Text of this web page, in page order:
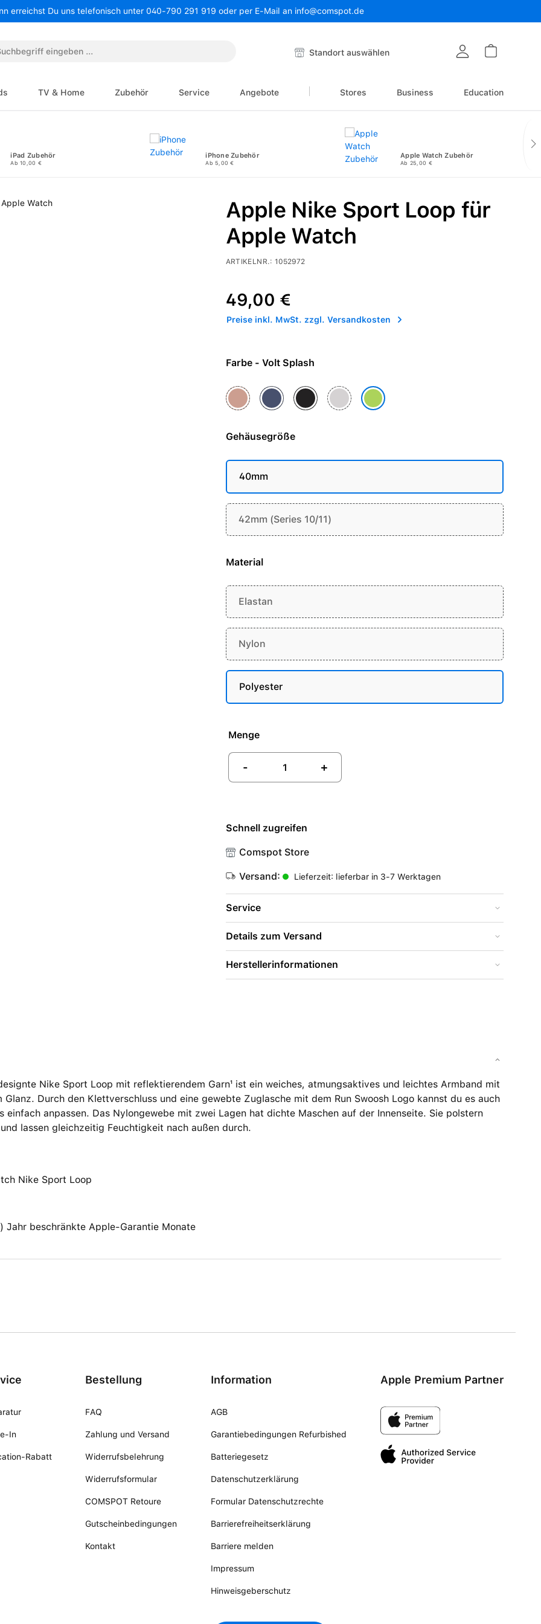
erreichst Du uns telefonisch unter 040-790 291 919 oder per E-Mail an info@comspot.de
Standort auswählen
TV & Home Zubehör Service Angebote Stores Business Education
iPad Zubehör
Ab 10,00 €
iPhone Zubehör
Ab 5,00 €
Apple Watch Zubehör
Ab 25,00 €
Apple Nike Sport Loop für
Apple Watch
ARTIKELNR.: 1052972
Regulärer Preis:
49,00 €
Preise inkl. MwSt. zzgl. Versandkosten
Farbe - Volt Splash
Alpenglow Pink
Blue RibbonMidnight Black
Veiled GreyVolt Splash
Gehäusegröße
40mm
42mm (Series 10/11)
Material
Elastan
Nylon
Polyester
Menge
- +
Schnell zugreifen
Comspot Store
Versand: Lieferzeit: lieferbar in 3-7 Werktagen
Service
Details zum Versand
Herstellerinformationen
Nike Sport Loop mit reflektierendem Garn¹ ist ein weiches, atmungs­aktives und leichtes Armband mit
Glanz. Durch den Klett­verschluss und eine gewebte Zuglasche mit dem Run Swoosh Logo kannst du es auch
einfach anpassen. Das Nylongewebe mit zwei Lagen hat dichte Maschen auf der Innenseite. Sie polstern
lassen gleichzeitig Feuchtigkeit nach außen durch.
Nike Sport Loop
Jahr beschränkte Apple-Garantie Monate
In
Rabatt
Bestellung
FAQ
Zahlung und Versand
Widerrufsbelehrung
Widerrufsformular
COMSPOT Retoure
Gutscheinbedingungen
Kontakt
Information
AGB
Garantiebedingungen Refurbished
Batteriegesetz
Datenschutzerklärung
Formular Datenschutzrechte
Barrierefreiheitserklärung
Barriere melden
Impressum
Hinweisgeberschutz
Apple Premium Partner